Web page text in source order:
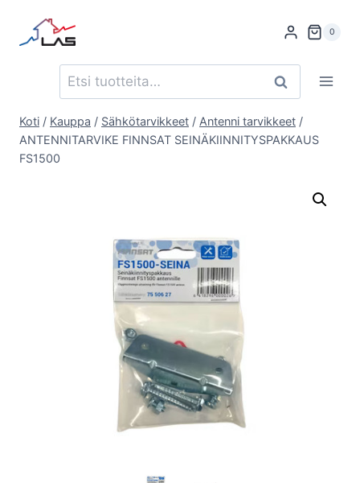
sisältöön
0
Etsi: Haku
Koti / Kauppa / Sähkötarvikkeet / Antenni tarvikkeet /
ANTENNITARVIKE FINNSAT SEINÄKIINNITYSPAKKAUS
FS1500